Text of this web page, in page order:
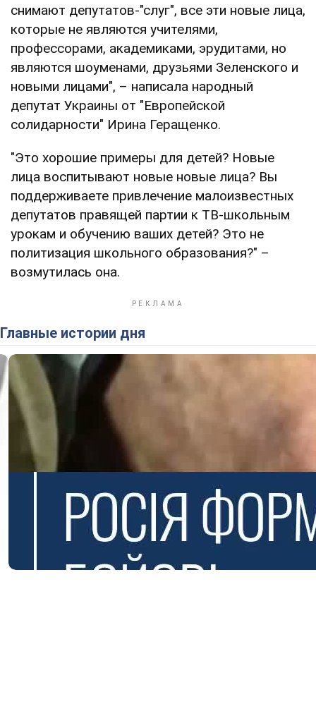
снимают депутатов-"слуг", все эти новые лица,
которые не являются учителями,
профессорами, академиками, эрудитами, но
являются шоуменами, друзьями Зеленского и
новыми лицами", – написала народный
депутат Украины от "Европейской
солидарности" Ирина Геращенко.
"Это хорошие примеры для детей? Новые
лица воспитывают новые новые лица? Вы
поддерживаете привлечение малоизвестных
депутатов правящей партии к ТВ-школьным
урокам и обучению ваших детей? Это не
политизация школьного образования?" –
возмутилась она.
Главные истории дня